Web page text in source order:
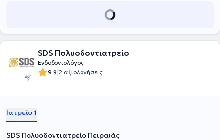
SDS Πολυοδοντιατρείο
Ενδοδοντολόγος
9.9|2 αξιολογήσεις
Ιατρείο 1
SDS Πολυοδοντιατρείο Πειραιάς